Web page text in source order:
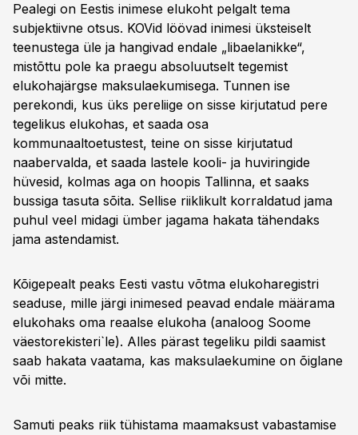
Pealegi on Eestis inimese elukoht pelgalt tema
subjektiivne otsus. KOVid löövad inimesi üksteiselt
teenustega üle ja hangivad endale „libaelanikke“,
mistõttu pole ka praegu absoluutselt tegemist
elukohajärgse maksulaekumisega. Tunnen ise
perekondi, kus üks pereliige on sisse kirjutatud pere
tegelikus elukohas, et saada osa
kommunaaltoetustest, teine on sisse kirjutatud
naabervalda, et saada lastele kooli- ja huviringide
hüvesid, kolmas aga on hoopis Tallinna, et saaks
bussiga tasuta sõita. Sellise riiklikult korraldatud jama
puhul veel midagi ümber jagama hakata tähendaks
jama astendamist.
Kõigepealt peaks Eesti vastu võtma elukoharegistri
seaduse, mille järgi inimesed peavad endale määrama
elukohaks oma reaalse elukoha (analoog Soome
väestorekisteri`le). Alles pärast tegeliku pildi saamist
saab hakata vaatama, kas maksulaekumine on õiglane
või mitte.
Samuti peaks riik tühistama maamaksust vabastamise